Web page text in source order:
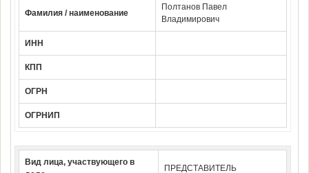
Фамилия / наименование
Полтанов Павел
Владимирович
ИНН
КПП
ОГРН
ОГРНИП
Вид лица, участвующего в
ПРЕДСТАВИТЕЛЬ